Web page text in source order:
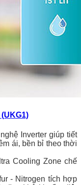
Inverter giúp tiết
ái, bền bỉ theo thời
Cooling Zone chế
- Nitrogen tích hợp